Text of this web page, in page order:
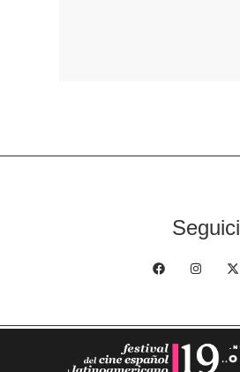
Seguici